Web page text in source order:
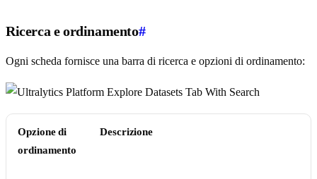
Ricerca e ordinamento#
Ogni scheda fornisce una barra di ricerca e opzioni di ordinamento:
Opzione di
ordinamento
Descrizione